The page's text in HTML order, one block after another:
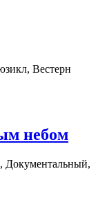
Вестерн
небом
Документальный,